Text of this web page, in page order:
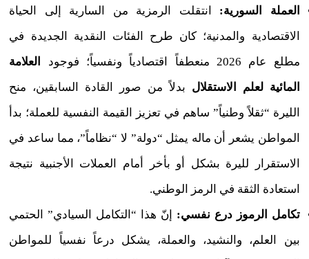
العملة السورية: انتقلت الرمزية من السارية إلى الحياة
الاقتصادية والمدنية؛ كان طرح الفئات النقدية الجديدة في
مطلع عام 2026 منعطفاً اقتصادياً ونفسياً؛ فوجود
العلامة
المائية لعلم الاستقلال بدلاً من صور القادة السابقين، منح
الليرة “ثقلاً وطنياً” ساهم في تعزيز القيمة النفسية للعملة؛ بدأ
المواطن يشعر أن ماله يمثل “دولة” لا “نظاماً”، مما ساعد في
الاستقرار لليرة بشكل أو بأخر أمام العملات الأجنبية نتيجة
استعادة الثقة في الرمز الوطني.
تكامل الرموز درع نفسي: إنّ هذا “التكامل السيادي” الحتمي
بين العلم، والنشيد، والعملة، يشكل درعاً نفسياً للمواطن